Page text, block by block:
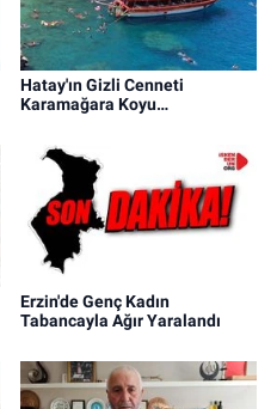
Hatay'ın Gizli Cenneti
Karamağara Koyu…
Erzin'de Genç Kadın
Tabancayla Ağır Yaralandı